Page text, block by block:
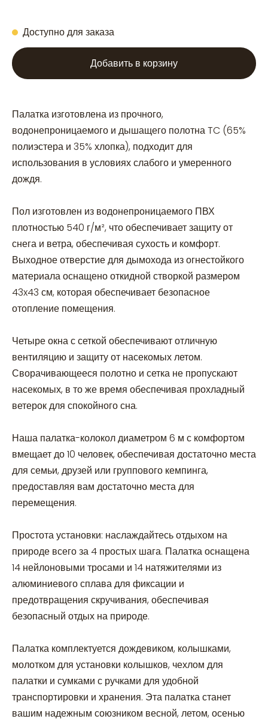
Доступно для заказа
Добавить в корзину
Палатка изготовлена из прочного,
водонепроницаемого и дышащего полотна TC (65%
полиэстера и 35% хлопка), подходит для
использования в условиях слабого и умеренного
дождя.
Пол изготовлен из водонепроницаемого ПВХ
плотностью 540 г/м², что обеспечивает защиту от
снега и ветра, обеспечивая сухость и комфорт.
Выходное отверстие для дымохода из огнестойкого
материала оснащено откидной створкой размером
43x43 см, которая обеспечивает безопасное
отопление помещения.
Четыре окна с сеткой обеспечивают отличную
вентиляцию и защиту от насекомых летом.
Сворачивающееся полотно и сетка не пропускают
насекомых, в то же время обеспечивая прохладный
ветерок для спокойного сна.
Наша палатка-колокол диаметром 6 м с комфортом
вмещает до 10 человек, обеспечивая достаточно места
для семьи, друзей или группового кемпинга,
предоставляя вам достаточно места для
перемещения.
Простота установки: наслаждайтесь отдыхом на
природе всего за 4 простых шага. Палатка оснащена
14 нейлоновыми тросами и 14 натяжителями из
алюминиевого сплава для фиксации и
предотвращения скручивания, обеспечивая
безопасный отдых на природе.
Палатка комплектуется дождевиком, колышками,
молотком для установки колышков, чехлом для
палатки и сумками с ручками для удобной
транспортировки и хранения. Эта палатка станет
вашим надежным союзником весной, летом, осенью